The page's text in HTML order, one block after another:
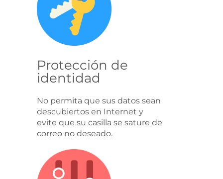
Protección de
identidad
No permita que sus datos sean
descubiertos en Internet y
evite que su casilla se sature de
correo no deseado.